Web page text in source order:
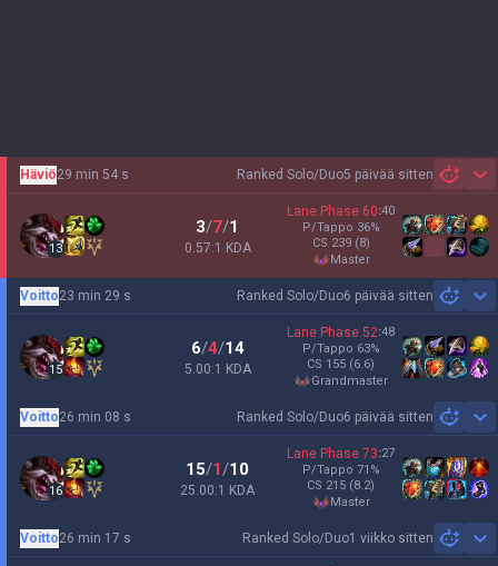
Ranked Solo/Duo5 päivää sitten
Häviö29 min 54 s
13
3/7/1
0.57:1 KDA
Lane Phase 60:40
P/Tappo 36%
CS 239 (8)
master
Ranked Solo/Duo6 päivää sitten
Voitto23 min 29 s
15
6/4/14
5.00:1 KDA
Lane Phase 52:48
P/Tappo 63%
CS 155 (6.6)
grandmaster
Ranked Solo/Duo6 päivää sitten
Voitto26 min 08 s
16
15/1/10
25.00:1 KDA
Lane Phase 73:27
P/Tappo 71 %
CS 215 (8.2)
master
Ranked Solo/Duo1 viikko sitten
Voitto26 min 17 s